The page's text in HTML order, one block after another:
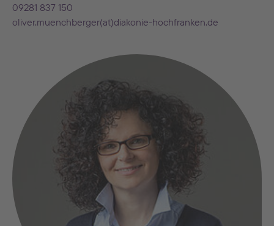
09281 837 150
oliver.muenchberger(at)diakonie-hochfranken.de